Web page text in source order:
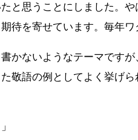
と思うことにしました。
待を寄せています。毎年
かないようなテーマです
敬語の例としてよく挙げら